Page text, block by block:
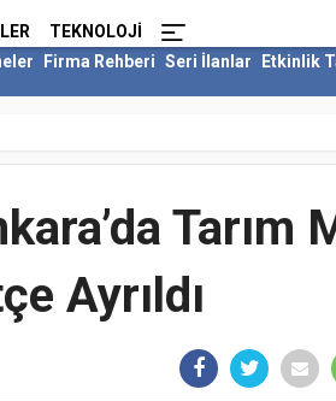
TEKNOLOJI
Firma Rehberi Seri İlanlar
Etkinlik
Tarım
Ayrıldı